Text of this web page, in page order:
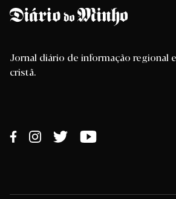
Jornal diário de informação regional
cristã.